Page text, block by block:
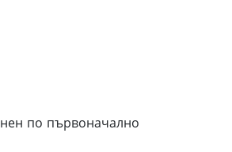
по първоначално